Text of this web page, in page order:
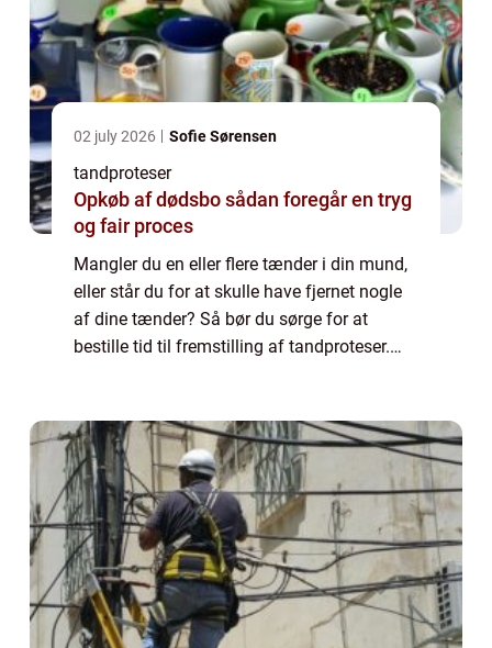
02 july 2026 Sofie Sørensen
tandproteser
Opkøb af dødsbo sådan foregår en tryg
og fair proces
Mangler du en eller flere tænder i din mund,
eller står du for at skulle have fjernet nogle
af dine tænder? Så bør du sørge for at
bestille tid til fremstilling af tandproteser.